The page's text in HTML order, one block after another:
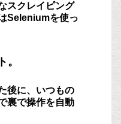
スクレイピング
Seleniumを使っ
後に、いつもの
裏で操作を自動